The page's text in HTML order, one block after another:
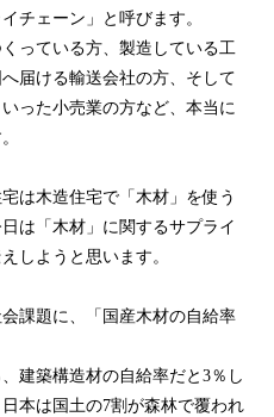
チェーン」と呼びます。
っている方、製造している工
届ける輸送会社の方、そして
った小売業の方など、本当に
は木造住宅で「木材」を使う
は「木材」に関するサプライ
しようと思います。
会課題に、「国産木材の自給率
建築構造材の自給率だと3％し
本は国土の7割が森林で覆われ